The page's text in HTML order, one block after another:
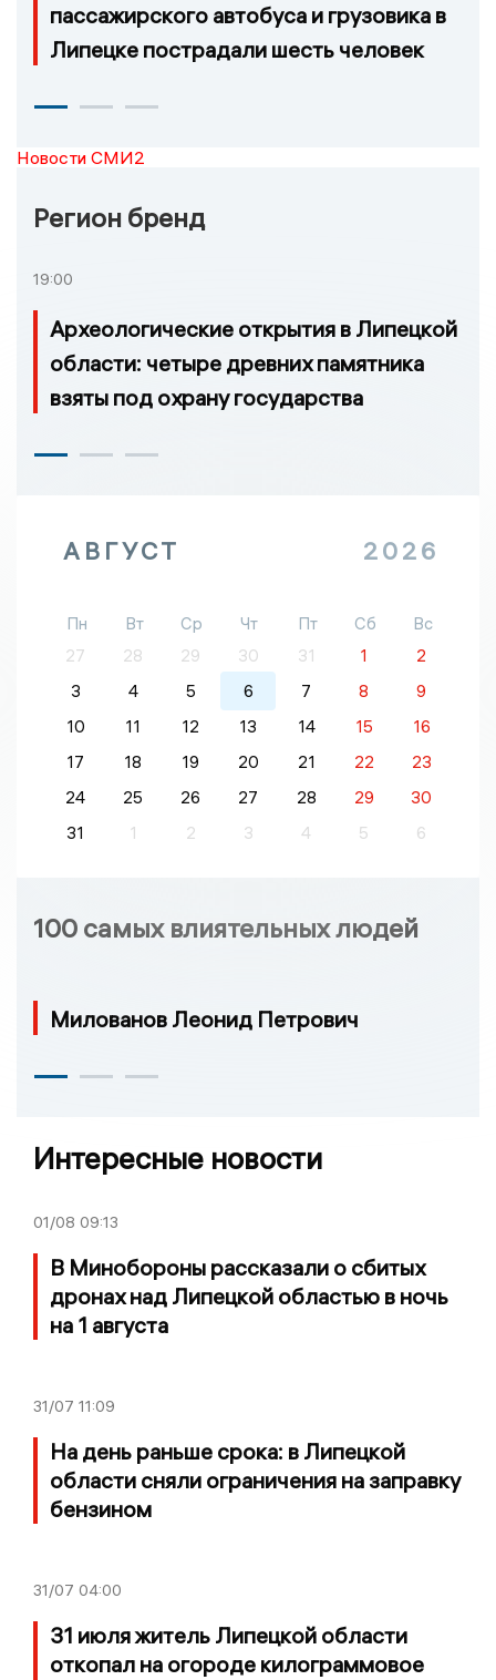
пассажирского автобуса и грузовика в
Липецке пострадали шесть человек
Новости СМИ2
Регион бренд
19:00
Археологические открытия в Липецкой
области: четыре древних памятника
взяты под охрану государства
АВГУСТ 2026
Пн Вт Ср Чт Пт Сб
Вс
27
28 29 30 31 1
2
3
4 5 6 7 8
9
10
11 12 13 14 15
16
17
18 19 20 21 22
23
24
25 26 27 28 29
30
31
1 2 3 4 5 6
100 самых влиятельных людей
Милованов Леонид Петрович
Интересные новости
01/08 09:13
В Минобороны рассказали о сбитых
дронах над Липецкой областью в ночь
на 1 августа
31/07 11:09
На день раньше срока: в Липецкой
области сняли ограничения на заправку
бензином
31/07 04:00
31 июля житель Липецкой области
откопал на огороде килограммовое